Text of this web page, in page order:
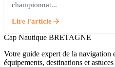
championnat...
Lire l'article
Cap Nautique BRETAGNE
Votre guide expert de la navigation
équipements, destinations et